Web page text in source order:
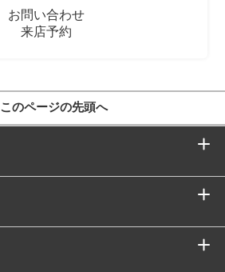
お問い合わせ
来店予約
このページの先頭へ